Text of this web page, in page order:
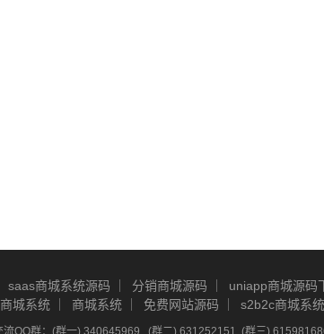
saas商城系统源码 分销商城源码 uniapp商城源码
城系统 商城系统 免费网站源码 s2b2c商城系统
QQ群：(群一) 340645969 , (群二) 631252151, (群三)